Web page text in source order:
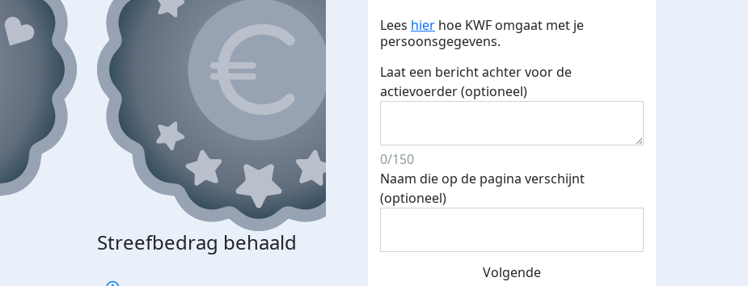
Streefbedrag behaald
Lees hier hoe KWF omgaat met je
persoonsgegevens.
Laat een bericht achter voor de
actievoerder (optioneel)
0/150
Naam die op de pagina verschijnt
(optioneel)
Volgende